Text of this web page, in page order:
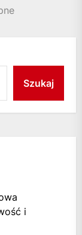
Szukaj
i